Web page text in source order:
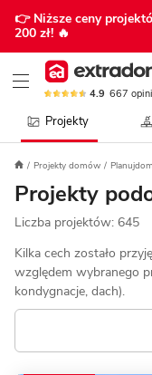
👉 Niższe ceny
200 zł! 🔥
4.9 667
Projekty
Projekty domów
Projekty
Liczba projektów: 645
Kilka cech zostało
względem wybranego
kondygnacje, dach).